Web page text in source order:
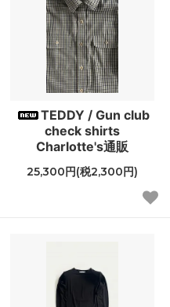
TEDDY / Gun club
check shirts
Charlotte's通販
25,300円(税2,300円)